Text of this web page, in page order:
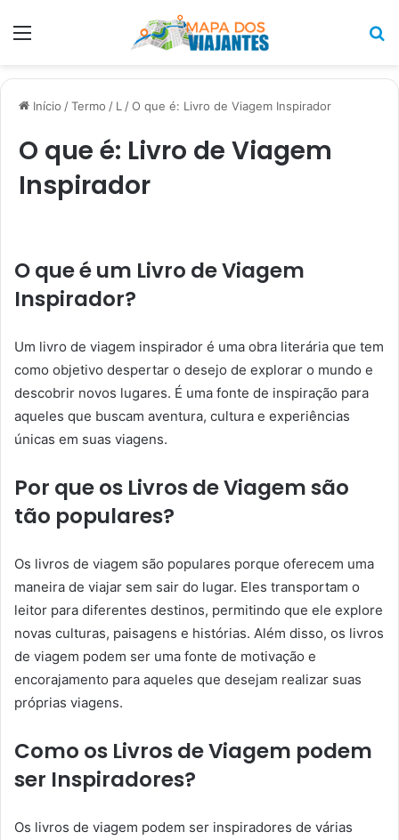
Menu
Início /Termo / L /O que é: Livro de Viagem Inspirador
O que é: Livro de Viagem
Inspirador
O que é um Livro de Viagem
Inspirador?
Um livro de viagem inspirador é uma obra literária que tem
como objetivo despertar o desejo de explorar o mundo e
descobrir novos lugares. É uma fonte de inspiração para
aqueles que buscam aventura, cultura e experiências
únicas em suas viagens.
Por que os Livros de Viagem são
tão populares?
Os livros de viagem são populares porque oferecem uma
maneira de viajar sem sair do lugar. Eles transportam o
leitor para diferentes destinos, permitindo que ele explore
novas culturas, paisagens e histórias. Além disso, os livros
de viagem podem ser uma fonte de motivação e
encorajamento para aqueles que desejam realizar suas
próprias viagens.
Como os Livros de Viagem podem
ser Inspiradores?
Os livros de viagem podem ser inspiradores de várias